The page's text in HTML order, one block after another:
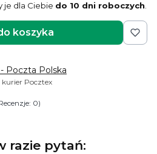
je dla Ciebie do 10 dni roboczych.
koszyka
- Poczta Polska
kurier Pocztex
0)
razie pytań: